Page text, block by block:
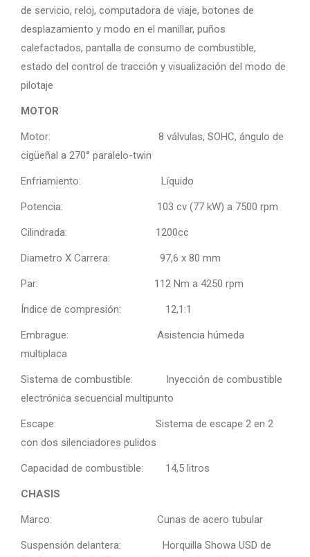
de servicio, reloj, computadora de viaje, botones de
desplazamiento y modo en el manillar, puños
calefactados, pantalla de consumo de combustible,
estado del control de tracción y visualización del modo de
pilotaje
MOTOR
Motor: 8 válvulas, SOHC, ángulo de
cigüeñal a 270° paralelo-twin
Enfriamiento: Líquido
Potencia: 103 cv (77 kW) a 7500 rpm
Cilindrada: 1200cc
Diametro X Carrera: 97,6 x 80 mm
Par: 112 Nm a 4250 rpm
Índice de compresión: 12,1:1
Embrague: Asistencia húmeda
multiplaca
Sistema de combustible: Inyección de combustible
electrónica secuencial multipunto
Escape: Sistema de escape 2 en 2
con dos silenciadores pulidos
Capacidad de combustible: 14,5 litros
CHASIS
Marco: Cunas de acero tubular
Suspensión delantera: Horquilla Showa USD de